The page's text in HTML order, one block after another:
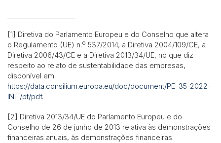
[1] Diretiva do Parlamento Europeu e do Conselho que altera
o Regulamento (UE) n.º 537/2014, a Diretiva 2004/109/CE, a
Diretiva 2006/43/CE e a Diretiva 2013/34/UE, no que diz
respeito ao relato de sustentabilidade das empresas,
disponível em:
https://data.consilium.europa.eu/doc/document/PE-35-2022-
INIT/pt/pdf.
[2] Diretiva 2013/34/UE do Parlamento Europeu e do
Conselho de 26 de junho de 2013 relativa às demonstrações
financeiras anuais, às demonstrações financeiras